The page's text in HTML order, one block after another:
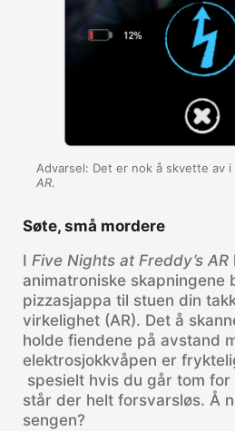
Advarsel: Det er nok å skvette av i
AR.
Søte, små mordere
I Five Nights at Freddy’s AR
animatroniske skapningene
pizzasjappa til stuen din
virkelighet (AR). Det å
holde fiendene på avstand
elektrosjokkvåpen er
spesielt hvis du går tom
står der helt forsvarsløs. Å
sengen?